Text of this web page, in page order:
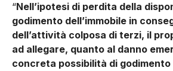
“Nell’ipotesi di perdita della
godimento dell’immobile in
dell’attività colposa di terzi, il
ad allegare, quanto al danno
concreta possibilità di